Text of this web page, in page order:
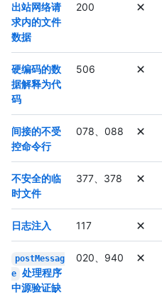
出站网络请
求内的文件
数据
200
硬编码的数
据解释为代
码
506
间接的不受
控命令行
078、088
不安全的临
时文件
377、378
日志注入 117
postMessag
e 处理程序
中源验证缺
020、940